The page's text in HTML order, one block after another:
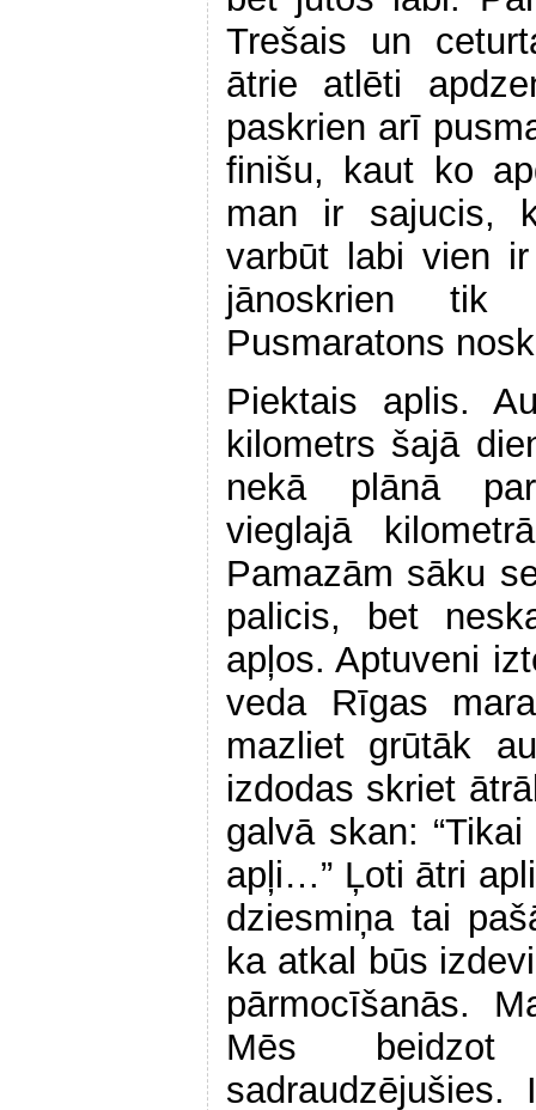
Trešais un
ātrie atlēti
paskrien arī
finišu, kaut ko
man ir sajucis,
varbūt labi vien
jānoskrien
Pusmaratons
Piektais aplis.
kilometrs šajā
nekā plānā
vieglajā
Pamazām sāku
palicis, bet
apļos. Aptuveni
veda Rīgas
mazliet grūtāk
izdodas skriet
galvā skan:
apļi…” Ļoti ātri
dziesmiņa tai
ka atkal būs
pārmocīšanās.
Mēs